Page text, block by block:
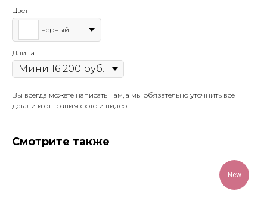
Цвет
черный
Длина
Вы всегда можете написать нам, а мы обязательно уточнить все
детали и отправим фото и видео
Смотрите также
New